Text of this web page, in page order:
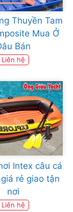
Thuyền Tam
Mua Ở
Bán
Liên hệ
Intex câu cá
rẻ giao tận
nơi
Liên hệ